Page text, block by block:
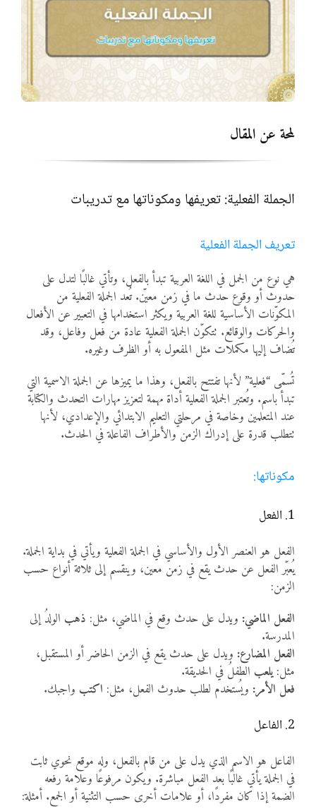
أنواع الموارد
الألعاب التفاعلية
لمحة عن المقال
الجملة الفعلية: تعريفها ومكوناتها مع تدريبات
تعريف الجملة الفعلية
هي نوع من الجمل في اللغة العربية تبدأ بالفعل، وتأتي غالبًا لتدل على
حدوث أو وقوع حدث ما في زمن معيّن. تُعد الجملة الفعلية من
المكوّنات الأساسية للغة العربية ويكثر استخدامها في التعبير عن الأفعال
والحركات والوقائع. تتكوّن الجملة الفعلية عادة من فعل وفاعل، وقد
تُضاف إليها مكملات مثل المفعول به أو الظرف وغيره.
تُسمّى “فعلية” لأنها تفتتح بالفعل، وهذا ما يميزها عن الجملة الاسمية التي
تبدأ باسم. وتُعتبر الجملة الفعلية أداة مهمة لتعزيز مهارات التحدث والكتابة
عند المتعلمين وخاصة في مرحلتي التعليم الابتدائي والإعدادي، لأنها
تتطلب قدرة على إدراك الزمن والأطراف الفاعلة في الحدث.
مكوناتها:
1. الفعل
الفعل هو العنصر الأول والأساسي في الجملة الفعلية ويأتي في بداية الجملة.
يُعبّر الفعل عن حدث يقع في زمن معين، وينقسم إلى ثلاثة أنواع حسب
الزمن:
الفعل الماضي: ويدل على حدث وقع في الماضي، مثل: ذهب الولدُ إلى
المدرسة.
الفعل المضارع: ويدل على حدث يقع في الزمن الحاضر أو المستقبل،
مثل:يلعب الطفلُ في الحديقة.
فعل الأمر: ويُستخدم لطلب حدوث الفعل، مثل: اكتب واجبك.
2. الفاعل
الفاعل هو الاسم الذي يدل على من قام بالفعل، وله موقع نحوي ثابت
في الجملة يأتي غالبًا بعد الفعل مباشرة. ويكون مرفوعًا وعلامة رفعه
الضمة إذا كان مفردًا، أو علامات أخرى حسب التثنية أو الجمع. أمثلة: